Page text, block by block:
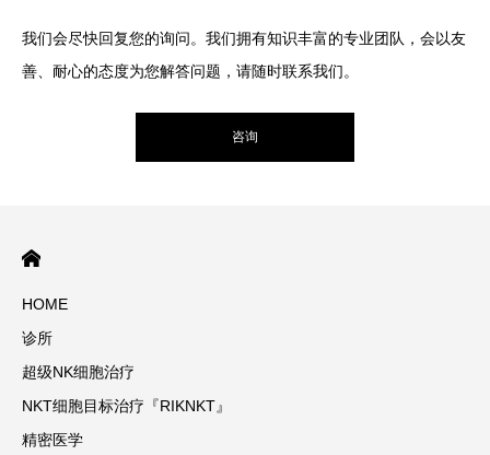
我们会尽快回复您的询问。我们拥有知识丰富的专业团队，会以友
善、耐心的态度为您解答问题，请随时联系我们。
咨询
HOME
诊所
超级NK细胞治疗
NKT细胞目标治疗『RIKNKT』
精密医学